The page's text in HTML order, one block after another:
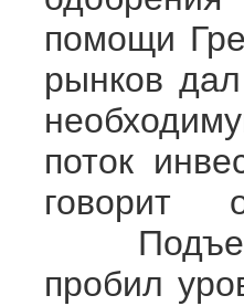
помощи
рынков
поток
говорит
Подъем
пробил